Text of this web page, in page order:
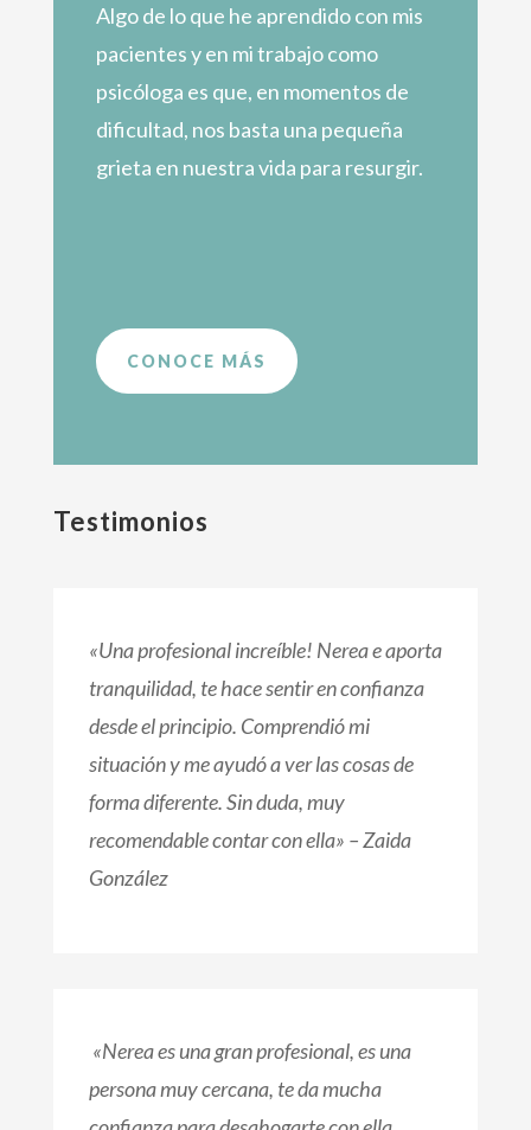
Algo de lo que he aprendido con mis
pacientes y en mi trabajo como
psicóloga es que, en momentos de
dificultad, nos basta una pequeña
grieta en nuestra vida para resurgir.
CONOCE MÁS
Testimonios
«Una profesional increíble! Nerea e aporta
tranquilidad, te hace sentir en confianza
desde el principio. Comprendió mi
situación y me ayudó a ver las cosas de
forma diferente. Sin duda, muy
recomendable contar con ella» – Zaida
González
«Nerea es una gran profesional, es una
persona muy cercana, te da mucha